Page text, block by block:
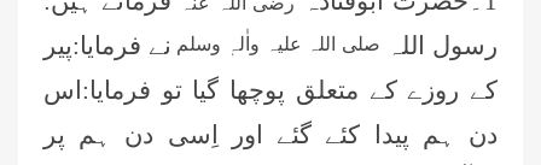
رسول اللہ
صلی اللہ علیہ واٰلہٖ وسلم نے فرمایا:پیر
کے روزے کے متعلق پوچھا گیا تو فرمایا:اس
دن ہم پیدا کئے گئے اور اِسی دن ہم پر